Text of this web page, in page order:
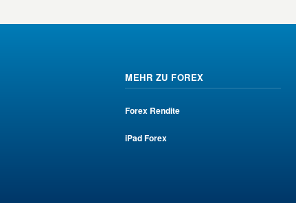
MEHR ZU FOREX
Forex Rendite
iPad Forex